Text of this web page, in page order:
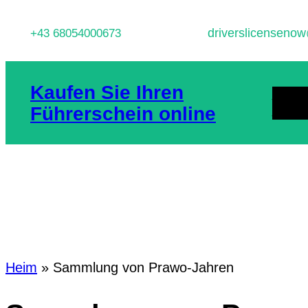
Inhalt
springen
+43 68054000673
Kaufen Sie Ihren
Führerschein online
Heim » Sammlung von Prawo-Jahren